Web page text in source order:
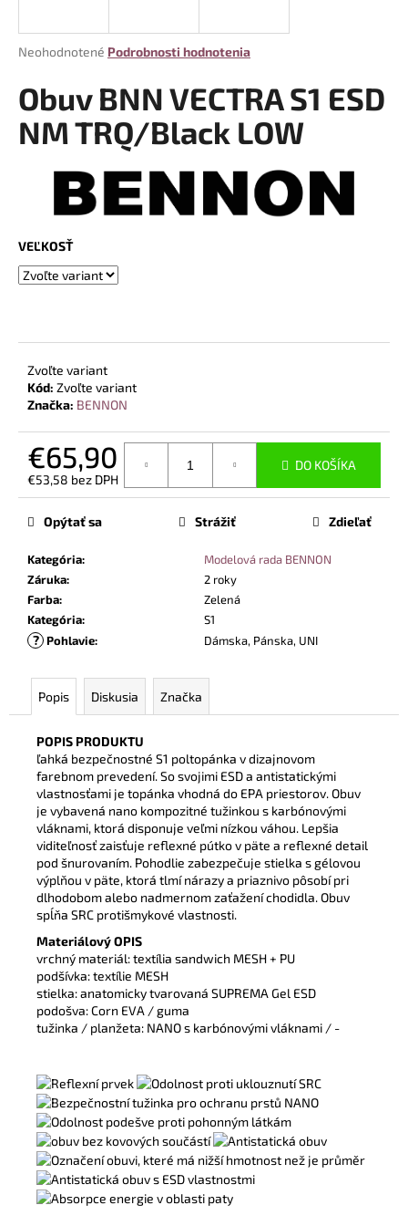
Priemerné
produktu
je
0,0
hviezdičiek.
Neohodnotené Podrobnosti hodnotenia
Obuv BNN VECTRA S1 ESD
NM TRQ/Black LOW
VEĽKOSŤ
Zvoľte variant
Kód: Zvoľte variant
Značka: BENNON
€65,90
€53,58 bez DPH
Jednotková
cena:
DO KOŠÍKA
Kategória:
Modelová rada BENNON
Záruka:
2 roky
Farba:
Zelená
Kategória: S1
? Pohlavie: Dámska, Pánska, UNI
Opýtať sa Strážiť Zdieľať
Popis Diskusia Značka
POPIS PRODUKTU
ľahká bezpečnostné S1 poltopánka v dizajnovom
farebnom prevedení. So svojimi ESD a antistatickými
vlastnosťami je topánka vhodná do EPA priestorov. Obuv
je vybavená nano kompozitné tužinkou s karbónovými
vláknami, ktorá disponuje veľmi nízkou váhou. Lepšia
viditeľnosť zaisťuje reflexné pútko v päte a reflexné detail
pod šnurovaním. Pohodlie zabezpečuje stielka s gélovou
výplňou v päte, ktorá tlmí nárazy a priaznivo pôsobí pri
dlhodobom alebo nadmernom zaťažení chodidla. Obuv
spĺňa SRC protišmykové vlastnosti.
Materiálový OPIS
vrchný materiál: textília sandwich MESH + PU
podšívka: textílie MESH
stielka: anatomicky tvarovaná SUPREMA Gel ESD
podošva: Corn EVA / guma
tužinka / planžeta: NANO s karbónovými vláknami / -
j
ť
?
HĽADAŤ
ú
a
m
e
BEZPEČNOSTNÉ
UVEX
6939
S2
SRC
TREND
ČIERNA
€96,40